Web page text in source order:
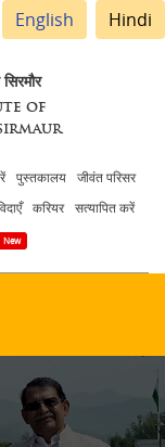
English Hindi
OF
पुस्तकालय
जीवंत परिसर
करियर सत्यापित करें